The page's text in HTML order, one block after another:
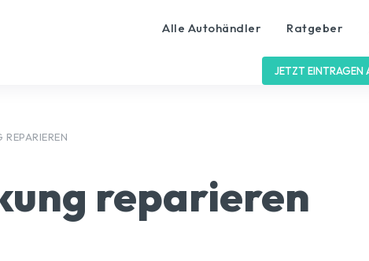
Alle Autohändler Ratgeber
JETZT EINTRAGEN
REPARIEREN
reparieren